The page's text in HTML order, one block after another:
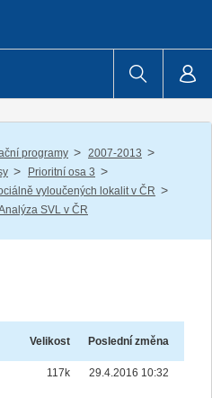
programy / 2007-2013 /
/ Prioritní osa 3 /
vyloučených lokalit v ČR /
SVL v ČR
Velikost Poslední změna
117k 29.4.2016 10:32